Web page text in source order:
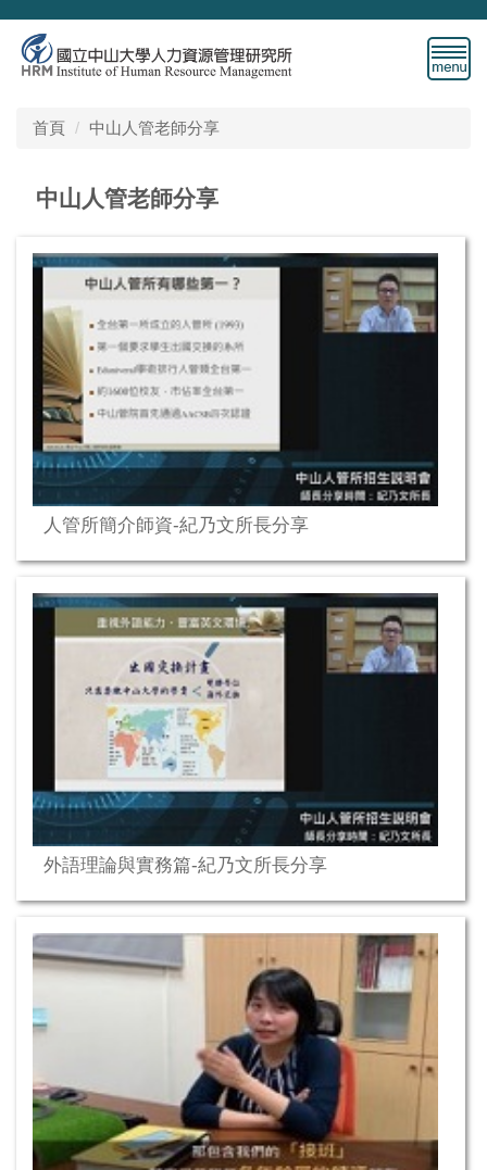
跳
到
主
首頁 中山人管老師分享
中山人管老師分享
人管所簡介師資-紀乃文所長分享
外語理論與實務篇-紀乃文所長分享